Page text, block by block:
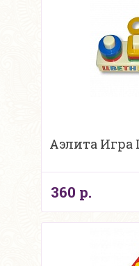
Аэлита Игра
360 р.